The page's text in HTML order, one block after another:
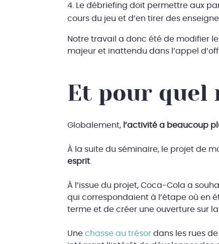
Le débriefing doit permettre aux
cours du jeu et d’en tirer des
Notre travail a donc été de modifier
majeur et inattendu dans l’appel
Et pour quel
Globalement, l’activité a beaucoup
À la suite du séminaire, le projet de
esprit
À l’issue du projet, Coca-Cola a
qui correspondaient à l’étape où en
terme et de créer une ouverture sur
Unechasse au trésor dans les rues